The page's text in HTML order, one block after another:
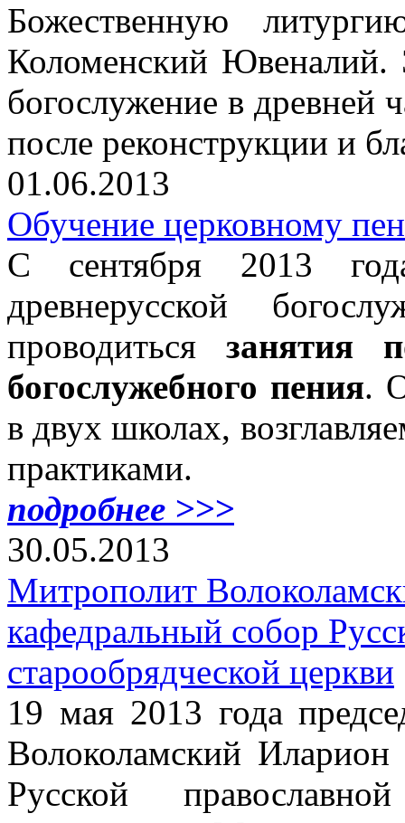
Божественную
Коломенский Ювеналий.
богослужение в древней
после реконструкции и
01.06.2013
Обучение церковному
С сентября 2013
древнерусской
проводиться занятия
богослужебного пения.
в двух школах,
практиками.
подробнее >>>
30.05.2013
Митрополит
кафедральный собор
старообрядческой церкви
19 мая 2013 года
Волоколамский Иларион
Русской